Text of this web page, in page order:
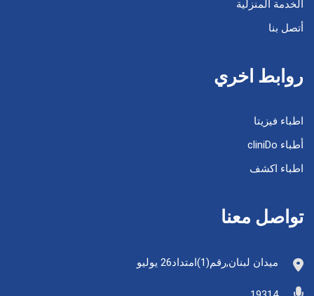
الخدمة المنزلية
أتصل بنا
روابط اخري
اطباء فيزيتا
أطباء cliniDo
اطباء اكشف
تواصل معنا
ميدان لبنان,رقم(1)امتداد26 يوليو